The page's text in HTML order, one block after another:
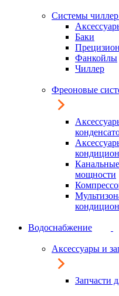
Системы
Баки
Фанкойлы
Чиллер
Фреоновые
мощности
Водоснабжение
Аксессуары и
Запчасти